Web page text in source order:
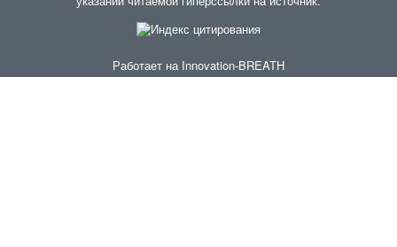
Работает на Innovation-BREATH